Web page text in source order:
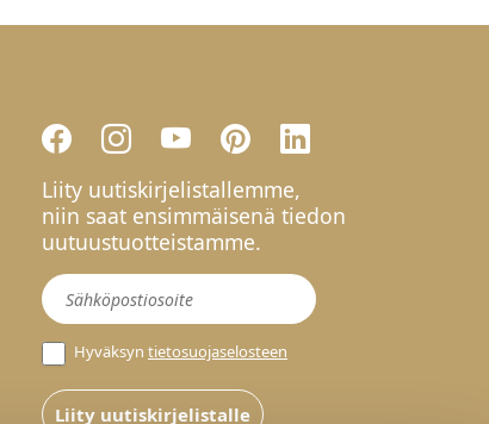
Liity uutiskirjelistallemme,
niin saat ensimmäisenä tiedon
uutuustuotteistamme.
Uutiskirje
Hyväksyn tietosuojaselosteen
Liity uutiskirjelistalle